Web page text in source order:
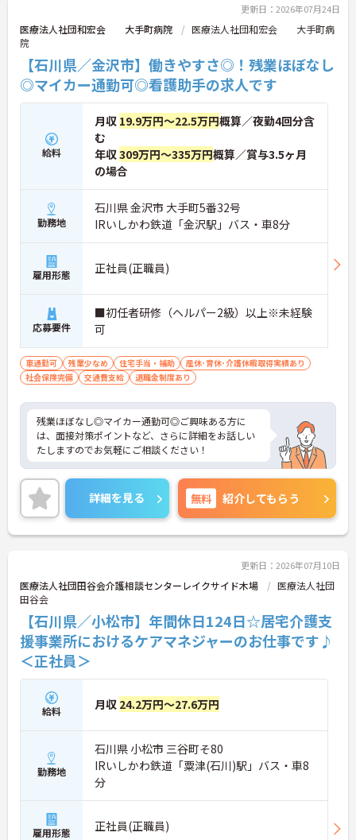
・65歳の定年後も70歳まで勤務可能な再雇用制度や
基盤のもとで長く雇用が保証されます。
【身だしなみの自由度が高く、自分らしいスタイル
を尊重しながら活躍できる環境です】
・社員一人ひとりの個性や価値観を大切にする方針
のもと、清潔感と節度を保つことで髪色やネイルな
どが原則自由とされています。
・自分らしさを維持しながら働ける柔軟な社内規定
が整っているため、型にとらわれずストレスの少な
となっており、自分らしいスタイルを維持できる点
も魅力です。在宅系から入居系まで幅広いサービス
に携わることで介護の専門性をさらに高められ、将
せるため、安定した基盤のもとで長期的な成長が期
待できます。
★おすすめPOINT★
【複数施設を巡回する独自体制で、幅広いスキルと
高い収入を獲得できます】
・各施設での現場対応や指導を担うため、多様な環
境で専門性を高められます
・高水準の特別報酬やスクランブル手当などが支給
【年間17日のリフレッシュ休暇があり、私生活と両
を支給！平日の取得もしやすく趣味や家族との時
間、旅行など自分のための時間を大切にできます。
【身だしなみの自由度が高く、ご自身のスタイルで
イキイキと活躍できます】
・髪色やネイル、ヒゲなどが原則自由となってお
り、個性を大切にできます ・清潔感と節度を保ちな
がら、自分らしい働き方が叶うストレスフリーな職
場です
【多職種連携と豊富なサービス展開のもとで、将来
のキャリアを描ける環境です】
・在宅系から入居系まで携わることができるため、
介護のプロフェッショナルへと成長できます
・マネジメント層を目指す方を支援しており、70歳
までの再雇用制度のもとで長期的に働けます
更新日：2026年07月24日
医療法人社団和宏会 大手町病院
医療法人社団和宏会 大手町病
院
【石川県／金沢市】働きやすさ◎！残業ほぼなし
◎マイカー通勤可◎看護助手の求人です
給料
月収 19.9万円～22.5万円概算／夜勤4回分含
む
年収309万円～335万円概算／賞与3.5ヶ月
の場合
勤務地
石川県 金沢市 大手町5番32号
IRいしかわ鉄道「金沢駅」バス・車8分
雇用形態 正社員(正職員)
応募要件
■初任者研修（ヘルパー2級）以上※未経験
可
車通勤可 残業少なめ 住宅手当・補助
産休･育休･介護休暇取得実績あり
社会保険完備
交通費支給 退職金制度あり
残業ほぼなし◎マイカー通勤可◎ご興味ある方に
は、面接対策ポイントなど、さらに詳細をお話しい
たしますのでお気軽にご相談ください！
詳細を見る 無料 紹介してもらう
更新日：2026年07月10日
医療法人社団田谷会介護相談センターレイクサイド木場
医療法人社団
田谷会
【石川県／小松市】年間休日124日☆居宅介護支
援事業所におけるケアマネジャーのお仕事です♪
＜正社員＞
給料 月収 24.2万円～27.6万円
勤務地
石川県 小松市 三谷町そ80
IRいしかわ鉄道「粟津(石川)駅」バス・車8
分
雇用形態 正社員(正職員)